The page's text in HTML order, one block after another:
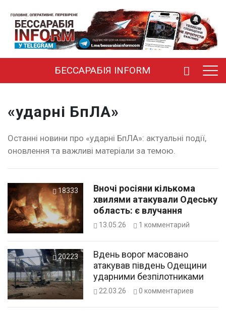
БЕССАРАБІЯ INFORM
«ударні БпЛА»
Останні новини про «ударні БпЛА»: актуальні події,
оновлення та важливі матеріали за темою.
18333
Вночі росіяни кількома
хвилями атакували Одеську
область: є влучання
13.05.26 1 комментарий
20223
Вдень ворог масовано
атакував південь Одещини
ударними безпілотниками
22.03.26 0 комментариев